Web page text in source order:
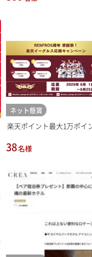
ネット懸賞
楽天ポイント最大1万ポイ
38名様